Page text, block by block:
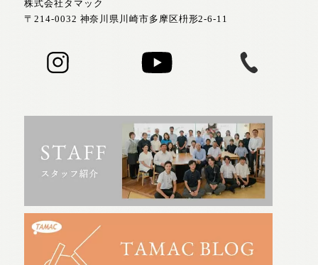
株式会社タマック
〒214-0032 神奈川県川崎市多摩区枡形2-6-11